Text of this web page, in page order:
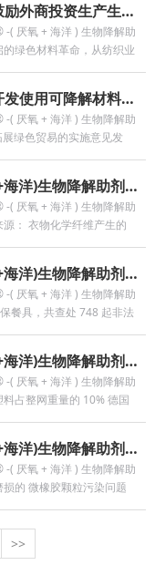
中国发改委与中国商务部：鼓励外商投资生产生物降解产品
( 厌氧 + 海洋 ) 生物降解助
绿色材料革命，从纺织业
中国商务部：引导外贸企业开发使用可降解材料制造的产品
( 厌氧 + 海洋 ) 生物降解助
绿色贸易的实施意见发
山东华利推出ASMD®-(厌氧+海洋)生物降解助剂，助力解决全球海洋环境微塑料污
( 厌氧 + 海洋 ) 生物降解助
： 衣物化学纤维产生的
山东华利推出ASMD®-(厌氧+海洋)生物降解助剂，助力解决中国出口欧盟植物基塑
( 厌氧 + 海洋 ) 生物降解助
餐具，共查处 748 起非法
山东华利推出ASMD®-(厌氧+海洋)生物降解助剂， 助力解决全球自然环境中微塑料
( 厌氧 + 海洋 ) 生物降解助
占整网重量的 10% 德国
山东华利推出ASMD®-(厌氧+海洋)生物降解助剂，助力解决全球海洋环境中橡胶轮
( 厌氧 + 海洋 ) 生物降解助
的 微橡胶颗粒污染问题
>>